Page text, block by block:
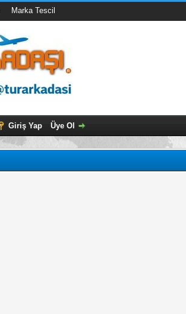
Marka Tescil
Giriş Yap Üye Ol